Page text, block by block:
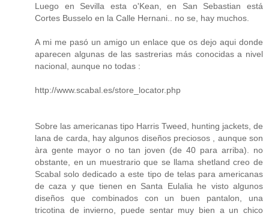
Luego en Sevilla esta o'Kean, en San Sebastian está
Cortes Busselo en la Calle Hernani.. no se, hay muchos.
A mi me pasó un amigo un enlace que os dejo aqui donde
aparecen algunas de las sastrerias más conocidas a nivel
nacional, aunque no todas :
http://www.scabal.es/store_locator.php
Sobre las americanas tipo Harris Tweed, hunting jackets, de
lana de carda, hay algunos diseños preciosos , aunque son
àra gente mayor o no tan joven (de 40 para arriba). no
obstante, en un muestrario que se llama shetland creo de
Scabal solo dedicado a este tipo de telas para americanas
de caza y que tienen en Santa Eulalia he visto algunos
diseños que combinados con un buen pantalon, una
tricotina de invierno, puede sentar muy bien a un chico